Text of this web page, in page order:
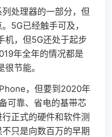
处理器的一部分，但
5G已经触手可及，
机，但5G还处于起步
年全年的情况都是
节能。
，但要到2020年
可靠、省电的基带芯
正式的硬件和软件测
只是向数百万的早期